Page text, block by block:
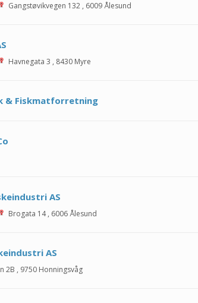
Gangstøvikvegen 132 , 6009Ålesund
Havnegata 3 , 8430 Myre
& Fiskmatforretning
AS
Brogata 14, 6006Ålesund
AS
2B , 9750 Honningsvåg